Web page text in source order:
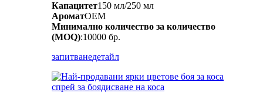
Капацитет150 мл/250 мл
АроматOEM
Минимално количество за количество
(MOQ):10000 бр.
запитванедетайл